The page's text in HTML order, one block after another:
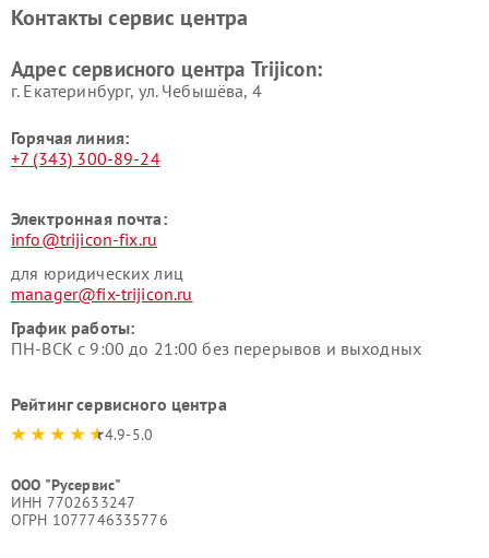
Контакты сервис центра
Адрес сервисного центра Trijicon:
г. Екатеринбург, ул. Чебышёва, 4
Горячая линия:
+7 (343) 300-89-24
Электронная почта:
info@trijicon-fix.ru
для юридических лиц
manager@fix-trijicon.ru
График работы:
ПН-ВСК с 9:00 до 21:00 без перерывов и выходных
Рейтинг сервисного центра
4.9-5.0
ООО "Русервис"
ИНН 7702633247
ОГРН 1077746335776